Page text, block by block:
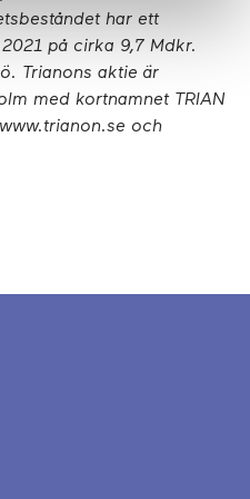
har ett
på cirka 9,7 Mdkr.
Trianons aktie är
med kortnamnet TRIAN
och